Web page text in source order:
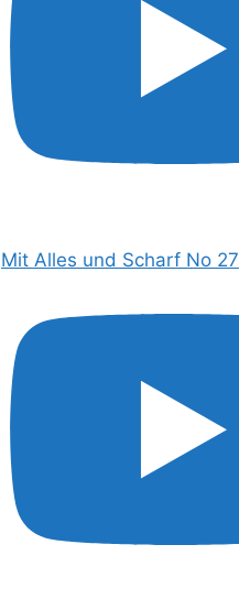
Mit Alles und Scharf No 27